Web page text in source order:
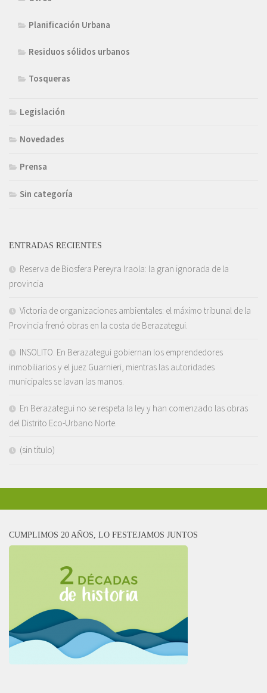
Planificación Urbana
Residuos sólidos urbanos
Tosqueras
Legislación
Novedades
Prensa
Sin categoría
ENTRADAS RECIENTES
Reserva de Biosfera Pereyra Iraola: la gran ignorada de la
provincia
Victoria de organizaciones ambientales: el máximo tribunal de la
Provincia frenó obras en la costa de Berazategui.
INSOLITO. En Berazategui gobiernan los emprendedores
inmobiliarios y el juez Guarnieri, mientras las autoridades
municipales se lavan las manos.
En Berazategui no se respeta la ley y han comenzado las obras
del Distrito Eco-Urbano Norte.
(sin título)
CUMPLIMOS 20 AÑOS, LO FESTEJAMOS JUNTOS